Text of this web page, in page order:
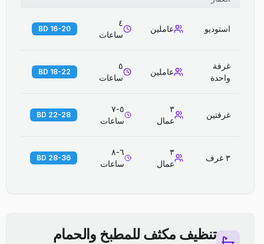
استوديو عاملين
٤
ساعات
16-20 BD
غرفة
واحدة
عاملين
٥
ساعات
18-22 BD
غرفتين
٣
عمال
٥-٧
ساعات
22-28 BD
٣ غرف
٣
عمال
٦-٨
ساعات
28-36 BD
تنظيف مكثف للمطبخ والحمام